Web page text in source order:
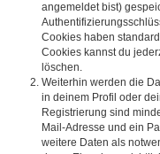
angemeldet bist)
Cookies haben
Cookies kannst du
löschen.
Weiterhin werden die
in deinem Profil oder
Registrierung sind
Mail-Adresse und ein
weitere Daten als